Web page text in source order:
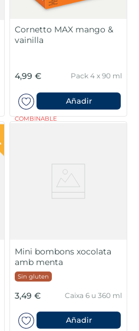
Cornetto MAX mango &
vainilla
4,99 €
COMBINABLE
Pack 4 x 90 ml
Añadir
Mini bombons xocolata
amb menta
Sin gluten
3,49 € Caixa 6 u 360 ml
Añadir